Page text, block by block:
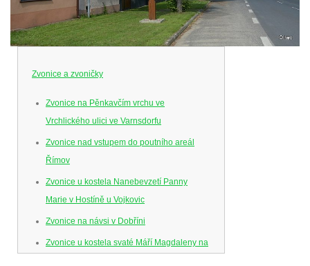
Zvonice a zvoničky
Zvonice na Pěnkavčím vrchu ve
Vrchlického ulici ve Varnsdorfu
Zvonice nad vstupem do poutního areál
Římov
Zvonice u kostela Nanebevzetí Panny
Marie v Hostíně u Vojkovic
Zvonice na návsi v Dobříni
Zvonice u kostela svaté Máří Magdaleny na